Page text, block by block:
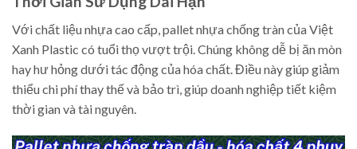
Với chất liệu nhựa cao cấp, pallet nhựa chống tràn của Việt
Xanh Plastic có tuổi thọ vượt trội. Chúng không dễ bị ăn mòn
hay hư hỏng dưới tác động của hóa chất. Điều này giúp giảm
thiểu chi phí thay thế và bảo trì, giúp doanh nghiệp tiết kiệm
thời gian và tài nguyên.